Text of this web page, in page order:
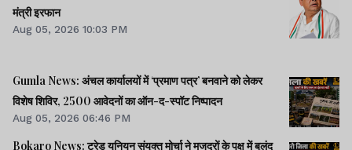
मंत्री इरफान
Aug 05, 2026 10:03 PM
Gumla News: अंचल कार्यालयों में ‘प्रमाण पत्र’ बनवाने को लेकर
विशेष शिविर, 2500 आवेदनों का ऑन-द-स्पॉट निष्पादन
Aug 05, 2026 06:46 PM
Bokaro News: ट्रेड यूनियन संयुक्त मोर्चा ने मजदूरों के पक्ष में बुलंद